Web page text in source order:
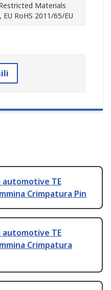
Materials
RoHS 2011/65/EU
TE
Crimpatura Pin
TE
Crimpatura